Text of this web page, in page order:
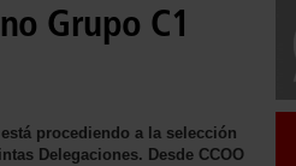
Grupo C1
procediendo a la selección
Delegaciones. Desde CCOO